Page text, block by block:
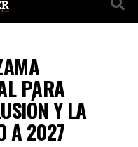
PARA
Y LA
A 2027